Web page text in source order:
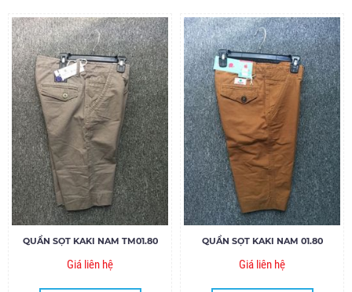
QUẦN SỌT KAKI NAM TM01.80
Giá liên hệ
QUẦN SỌT KAKI NAM 01.80
Giá liên hệ